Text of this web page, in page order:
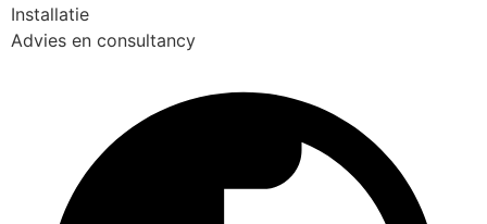
Installatie
Advies en consultancy